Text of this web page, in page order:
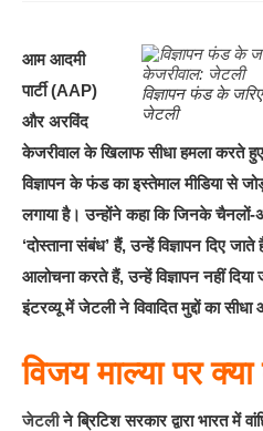
विज्ञापन फंड के
जेटली
आम आदमी
पार्टी (AAP)
और अरविंद
केजरीवाल के खिलाफ सीधा हमला करते हुए
विज्ञापन के फंड का इस्तेमाल मीडिया से
लगाया है। उन्होंने कहा कि जिनके
‘दोस्ताना संबंध’ हैं, उन्हें विज्ञापन दिए
आलोचना करते हैं, उन्हें विज्ञापन नहीं
इंटरव्यू में जेटली ने विवादित मुद्दों का
विजय माल्या पर
जेटलीने ब्रिटिश सरकार द्वारा भारत में